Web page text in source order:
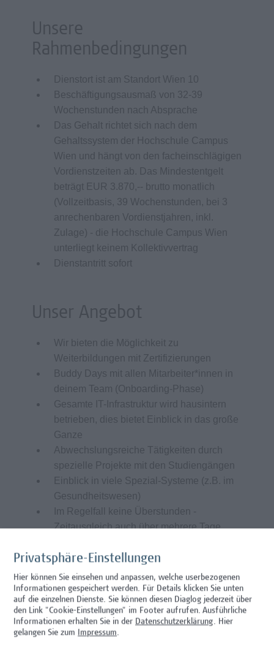
Unsere
Rahmenbedingungen
Dienstort ist am Standort Wien 10
Beschäftigungsausmaß von 32-39
Wochenstunden nach Absprache
Das Gehalt richtet sich nach dem
Gehaltssystem der Hochschule Campus
Wien und hängt von den facheinschlägigen
Vordienstzeiten ab. Das Mindestentgelt
beträgt EUR 3.870,-- brutto monatlich
(Vollzeitbasis, 39 Wochenstunden, bei 3
anrechenbaren Vordienstjahren, inkl.
Zulage) - die Hochschule Campus Wien
unterliegt keinem Kollektivvertrag
Dienstantritt sofort
Unser Angebot
Wir bieten die Möglichkeit zu
Weiterbildungen mit Zertifizierungen
Buddy Days mit allen Mitarbeiter*innen in
deinem Team (Onboarding-Phase)
Gesamte IT-Infrastruktur wird hausintern
betrieben, dies bietet Einblick in das große
Ganze
Abwechslungsreiche Tätigkeiten durch
spezielle Projekte mit den Studiengängen
Einblick in viele Spezial-Systeme (z.B. im
Gesundheitswesen)
Im Regelfall keine Überstunden -
Zeitausgleich auch über mehrere Tage
Möglichkeit zu 3 Wochen durchgehendem
Urlaub
Arbeitsplatz im 10. Bezirk ist optimal
öffentlich, mit Auto oder Fahrrad erreichbar
(Garagenplätze vorhanden)
Lebensmittelgutscheine und
Privatsphäre-Einstellungen
Hier können Sie einsehen und anpassen, welche userbezogenen
Informationen gespeichert werden. Für Details klicken Sie unten
auf die einzelnen Dienste. Sie können diesen Diaglog jederzeit über
den Link "Cookie-Einstellungen" im Footer aufrufen. Ausführliche
Informationen erhalten Sie in der Datenschutzerklärung. Hier
gelangen Sie zum Impressum.